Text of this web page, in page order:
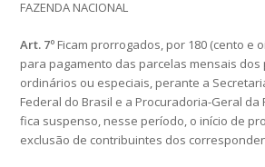
FAZENDA NACIONAL
Art. 7º Ficam prorrogados, por 180 (cento e
para pagamento das parcelas mensais dos
ordinários ou especiais, perante a
Federal do Brasil e a Procuradoria-Geral da
fica suspenso, nesse período, o início de
exclusão de contribuintes dos